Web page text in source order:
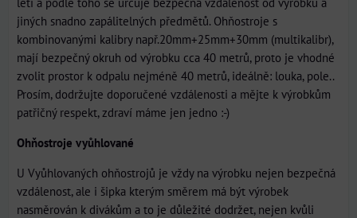
jiných snadno zapálitelných předmětů. Ohňostroje s
kombinovanými kalibry např.20mm+25mm+30mm (multikalibr),
mají bezpečný okruh od výrobku cca 40 metrů, proto je vhodné
zvolit prostor k odpalu nejméně 40 metrů, ideálně: louka, pole..
Prosím, dodržujte doporučené vzdálenosti a mějte k výrobkům
patřičný respekt, zdraví máme jen jedno :-)
Ohňostroje vyůhlované
U Vyůhlovaných ohňostrojů je vždy na výrobku nejen bezpečná
vzdálenost, ale i šipka kterým směrem má být výrobek
nasměrován k divákům a to je důležité dodržet, nejen kvůli